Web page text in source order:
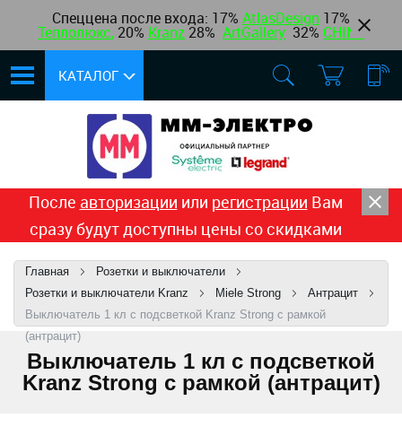
Спеццена после входа: 17% AtlasDesign 17%
Теплолюкс, 20% Kranz 28% ArtGallery 32% CHINT
КАТАЛОГ
После авторизации или регистрации Вам
сразу будут доступны цены со скидками
Главная
Розетки и выключатели
Розетки и выключатели Kranz
Miele Strong
Антрацит
Выключатель 1 кл с подсветкой Kranz Strong c рамкой
(антрацит)
Выключатель 1 кл с подсветкой
Kranz Strong c рамкой (антрацит)